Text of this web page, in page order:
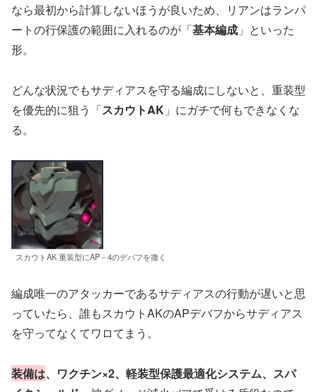
なら最初から計算しないほうが良いため、リアンはランパ
ートの行保護の範囲に入れるのが「基本編成 」といった
形。
どんな状況でもサディアスを守る編成にしないと、重装型
を優先的に狙う「スカウトAK 」にガチで何もできなくな
る。
スカウトAK 重装型にAP－4のデバフを撒く
編成唯一のアタッカーであるサディアスの行動が遅いと思
っていたら、誰もスカウトAKのAPデバフからサディアス
を守ってなくてワロてまう。
装備は、ワクチン×2、軽装型保護最適化システム、スパ